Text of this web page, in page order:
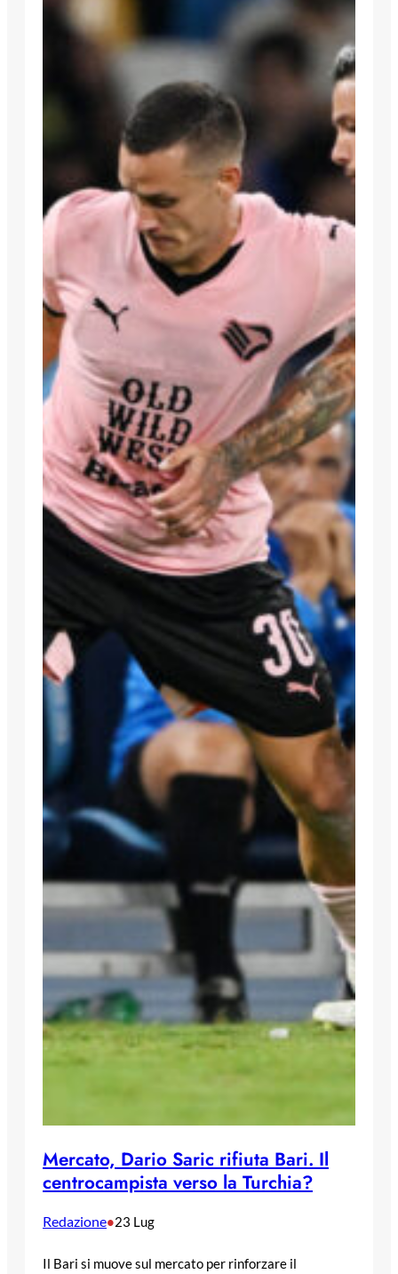
Mercato, Dario Saric rifiuta Bari. Il
centrocampista verso la Turchia?
Redazione•23 Lug
Il Bari si muove sul mercato per rinforzare il